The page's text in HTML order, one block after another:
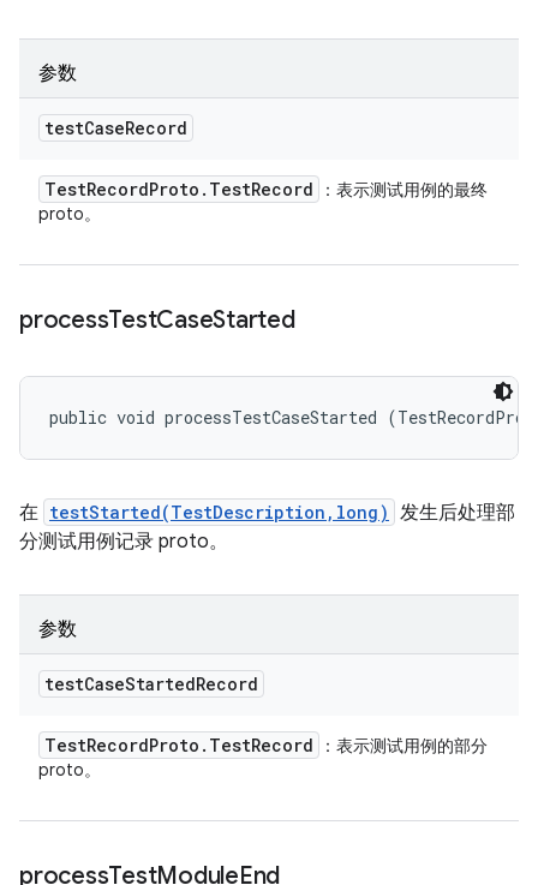
参数
testCaseRecord
TestRecordProto . TestRecord
：表示测试用例的最终
proto。
processTestCaseStarted
public void processTestCaseStarted
在 testStarted(TestDescription,long) 发生后处理部
分测试用例记录 proto。
参数
testCaseStartedRecord
TestRecordProto . TestRecord
：表示测试用例的部分
proto。
processTestModuleEnd